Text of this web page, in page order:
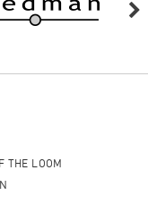
THE LOOM